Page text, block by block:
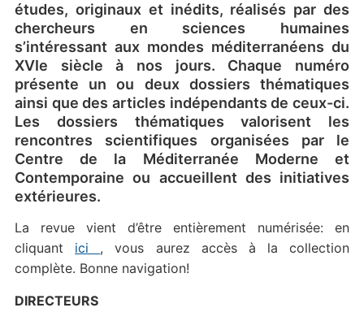
études, originaux et inédits, réalisés par des
chercheurs en sciences humaines
s’intéressant aux mondes méditerranéens du
XVIe siècle à nos jours. Chaque numéro
présente un ou deux dossiers thématiques
ainsi que des articles indépendants de ceux-ci.
Les dossiers thématiques valorisent les
rencontres scientifiques organisées par le
Centre de la Méditerranée Moderne et
Contemporaine ou accueillent des initiatives
extérieures.
La revue vient d’être entièrement numérisée: en
cliquant ici , vous aurez accès à la collection
complète. Bonne navigation!
DIRECTEURS